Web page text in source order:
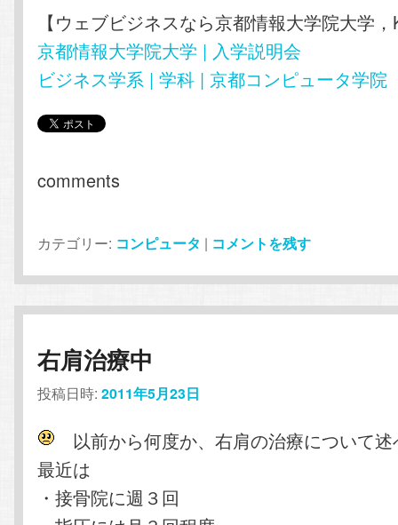
【ウェブビジネスなら京都情報大学院大学
京都情報大学院大学 | 入学説明会
ビジネス学系 | 学科 | 京都コンピュータ学院
comments
カテゴリー: コンピュータ | コメントを残す
右肩治療中
投稿日時:2011年5月23日
以前から何度か、右肩の治療について
最近は
・接骨院に週３回